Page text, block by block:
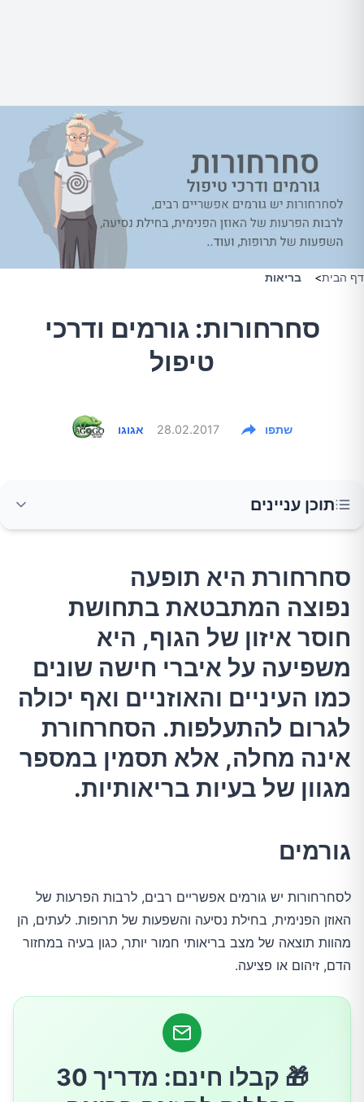
דף הבית> בריאות
סחרחורות: גורמים ודרכי
טיפול
אגוגו 28.02.2017 שתפו
תוכן עניינים
חוסר איזון של הגוף, היא משפיעה על איברי חישה
שונים כמו העיניים והאוזניים ואף יכולה לגרום
להתעלפות. הסחרחורת אינה מחלה, אלא תסמין
במספר מגוון של בעיות בריאותיות.
גורמים
בעיות באוזן הפנימית הגורמות לסחרחורת (ורטיגו)
בעיות במחזור הדם הגורמות לסחרחורות
גורמים אחרים לסחרחורות
גורמי סיכון
סיבוכים
טיפול ותרופות
תרפיה
סחרחורת היא תופעה
נפוצה המתבטאת בתחושת
חוסר איזון של הגוף, היא
משפיעה על איברי חישה שונים
כמו העיניים והאוזניים ואף יכולה
לגרום להתעלפות. הסחרחורת
אינה מחלה, אלא תסמין במספר
מגוון של בעיות בריאותיות.
גורמים
לסחרחורות יש גורמים אפשריים רבים, לרבות הפרעות של
האוזן הפנימית, בחילת נסיעה והשפעות של תרופות. לעתים, הן
מהוות תוצאה של מצב בריאותי חמור יותר, כגון בעיה במחזור
הדם, זיהום או פציעה.
🎁 קבלו חינם: מדריך 30